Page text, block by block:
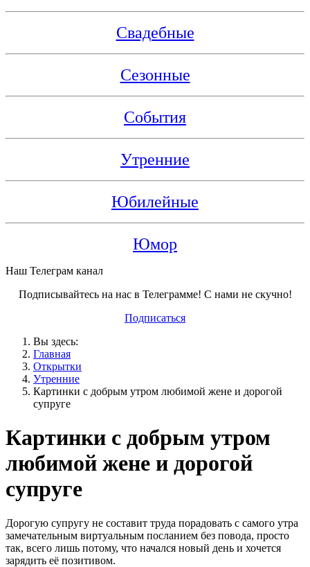
Свадебные
Сезонные
События
Утренние
Юбилейные
Юмор
Наш Телеграм канал
Подписывайтесь на нас в Телеграмме! С нами не скучно!
Подписаться
Вы здесь:
Главная
Открытки
Утренние
Картинки с добрым утром любимой жене и дорогой
супруге
Картинки с добрым утром
любимой жене и дорогой
супруге
Дорогую супругу не составит труда порадовать с самого утра
замечательным виртуальным посланием без повода, просто
так, всего лишь потому, что начался новый день и хочется
зарядить её позитивом.